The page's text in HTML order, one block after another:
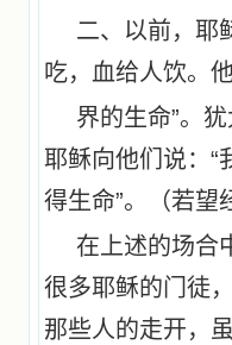
二、以前，耶
吃，血给人饮。
界的生命”。
耶稣向他们说：“
得生命”。（若望
在上述的场合
很多耶稣的门徒
那些人的走开，